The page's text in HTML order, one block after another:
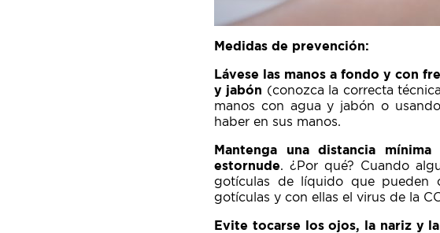
Medidas de prevención:
Lávese las manos a fondo y con
y jabón (conozca la correcta
manos con agua y jabón o
haber en sus manos.
Mantenga una distancia
estornude. ¿Por qué? Cuando
gotículas de líquido que pueden
gotículas y con ellas el virus de la
Evite tocarse los ojos, la nariz y